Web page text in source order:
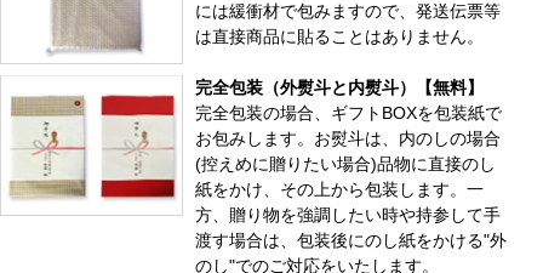
には緩衝材で包みますので、発送伝票等
は直接商品に貼ることはありません。
完全包装（外熨斗と内熨斗）【無料】
完全包装の場合、ギフトBOXを包装紙で
お包みします。お熨斗は、内のしの場合
(控えめに贈りたい場合)品物に直接のし
紙をかけ、その上から包装します。一
方、贈り物を強調したい時や持参して手
渡す場合は、包装後にのし紙をかける"外
のし"でのご対応をいたします。